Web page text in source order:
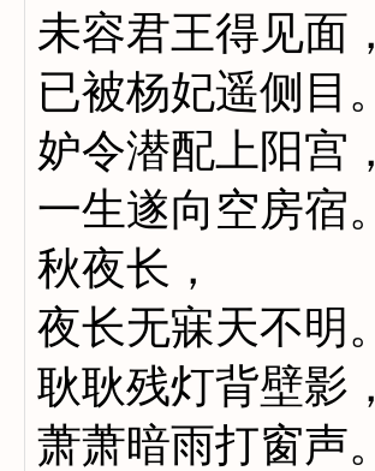
未容君王得见面，
已被杨妃遥侧目。
妒令潜配上阳宫，
一生遂向空房宿。
秋夜长，
夜长无寐天不明。
耿耿残灯背壁影，
萧萧暗雨打窗声。